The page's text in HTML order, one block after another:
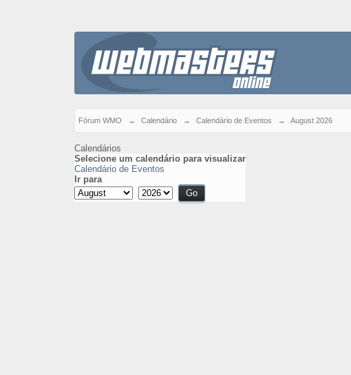
Fórum WMO → Calendário → Calendário de Eventos → August 2026
Calendários
Selecione um calendário para visualizar
Calendário de Eventos
Ir para